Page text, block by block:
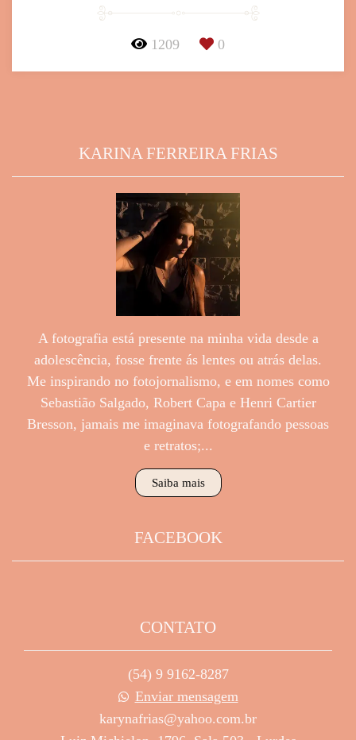
1209 0
KARINA FERREIRA FRIAS
A fotografia está presente na minha vida desde a
adolescência, fosse frente ás lentes ou atrás delas.
Me inspirando no fotojornalismo, e em nomes como
Sebastião Salgado, Robert Capa e Henri Cartier
Bresson, jamais me imaginava fotografando pessoas
e retratos;...
Saiba mais
FACEBOOK
CONTATO
(54) 9 9162-8287
Enviar mensagem
karynafrias@yahoo.com.br